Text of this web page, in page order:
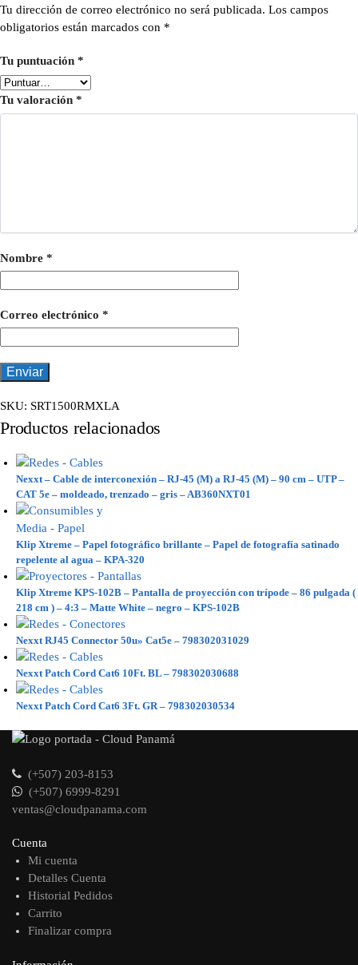
Tu dirección de correo electrónico no será publicada. Los campos
obligatorios están marcados con *
Tu puntuación *
Tu valoración *
Nombre *
Correo electrónico *
SKU: SRT1500RMXLA
Productos relacionados
Nexxt – Cable de interconexión – RJ-45 (M) a RJ-45 (M) – 90 cm – UTP –
CAT 5e – moldeado, trenzado – gris – AB360NXT01
Klip Xtreme – Papel fotográfico brillante – Papel de fotografía satinado
repelente al agua – KPA-320
Klip Xtreme KPS-102B – Pantalla de proyección con trípode – 86 pulgada (
218 cm ) – 4:3 – Matte White – negro – KPS-102B
Nexxt RJ45 Connector 50u» Cat5e – 798302031029
Nexxt Patch Cord Cat6 10Ft. BL – 798302030688
Nexxt Patch Cord Cat6 3Ft. GR – 798302030534
(+507) 203-8153
(+507) 6999-8291
ventas@cloudpanama.com
Cuenta
Mi cuenta
Detalles Cuenta
Historial Pedidos
Carrito
Finalizar compra